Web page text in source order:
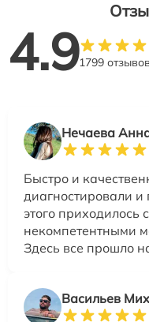
4.91799 отзывов
Нечаева
Быстро и
диагностировали
этого приходилось
некомпетентными
Здесь все прошло
Васильев